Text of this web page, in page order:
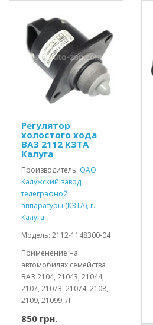
Регулятор
холостого хода
ВАЗ 2112 КЗТА
Калуга
Производитель: ОАО
Калужский завод
телеграфной
аппаратуры (КЗТА), г.
Калуга
Модель: 2112-1148300-04
Применение на
автомобилях семейства
ВАЗ 2104, 21043, 21044,
2107, 21073, 21074, 2108,
2109, 21099, Л..
850 грн.